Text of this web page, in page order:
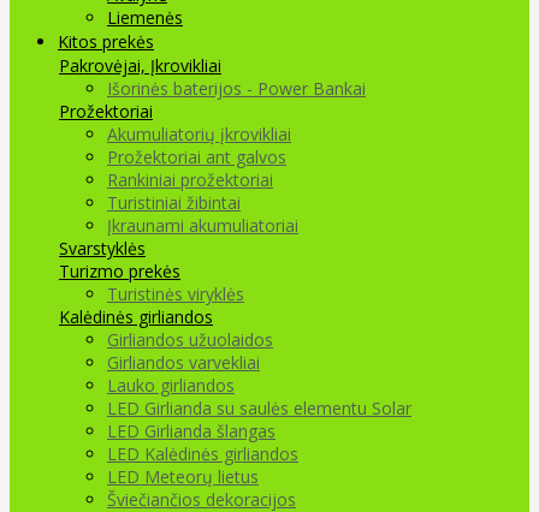
Liemenės
Kitos prekės
Pakrovėjai, Įkrovikliai
Išorinės baterijos - Power Bankai
Prožektoriai
Akumuliatorių įkrovikliai
Prožektoriai ant galvos
Rankiniai prožektoriai
Turistiniai žibintai
Įkraunami akumuliatoriai
Svarstyklės
Turizmo prekės
Turistinės viryklės
Kalėdinės girliandos
Girliandos užuolaidos
Girliandos varvekliai
Lauko girliandos
LED Girlianda su saulės elementu Solar
LED Girlianda šlangas
LED Kalėdinės girliandos
LED Meteorų lietus
Šviečiančios dekoracijos